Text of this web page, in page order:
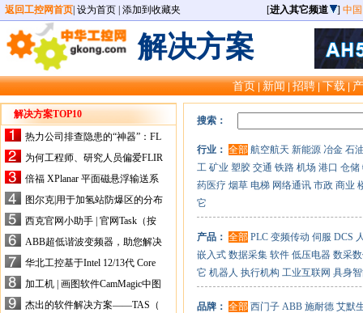
返回工控网首页 设为首页 添加到收藏夹 [进入其它频道 ] 中
解决方案
首页|新闻|招聘|下载|
解决方案TOP10
热力公司排查隐患的“神器”：FL
IR手持式热像仪，高效精准！
为何工程师、研究人员偏爱FLIR
X-HS系列热像仪？精准高效是
关键
倍福 XPlanar 平面磁悬浮输送系
统的创新应用
图尔克|用于加氢站防爆区的分布
式I/O解决方案
西克官网小助手 | 官网Task（按
任务选型）更新预告
ABB超低谐波变频器，助您解决
电气设备运行难题！
华北工控基于Intel 12/13代 Core
的ATX-6159嵌入式主板，推进
机器人市场
加工机 | 画图软件CamMagic中图
层整合的问题
杰出的软件解决方案——TAS（
搜索：
行业： 全部 航空航天 新能源 冶金 石
工 矿业 塑胶 交通 铁路 机场 港口 仓储
药医疗 烟草 电梯 网络通讯 市政 商业
它
产品： 全部 PLC 变频传动 伺服 DCS
嵌入式 数据采集 软件 低压电器 数采
它 机器人 执行机构 工业互联网 具身
品牌： 全部 西门子 ABB 施耐德 艾默